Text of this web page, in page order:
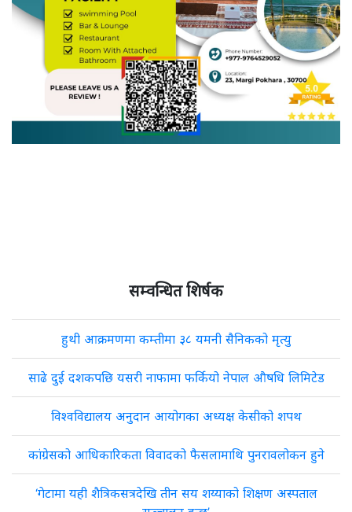
सम्वन्धित शिर्षक
हुथी आक्रमणमा कम्तीमा ३८ यमनी सैनिकको मृत्यु
साढे दुई दशकपछि यसरी नाफामा फर्कियो नेपाल औषधि लिमिटेड
विश्वविद्यालय अनुदान आयोगका अध्यक्ष केसीको शपथ
कांग्रेसको आधिकारिकता विवादको फैसलामाथि पुनरावलोकन हुने
‘गेटामा यही शैत्रिकसत्रदेखि तीन सय शय्याको शिक्षण अस्पताल